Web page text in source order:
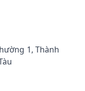
1, Thành